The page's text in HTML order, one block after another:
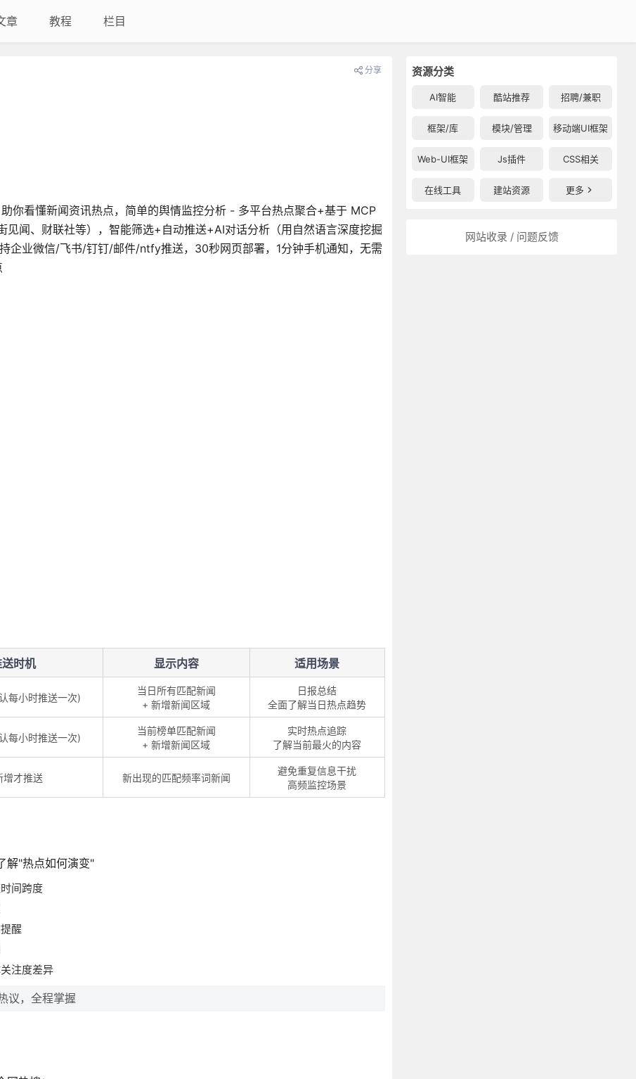
章 教程 栏目
资源分类
AI智能 酷站推荐 招聘/兼职
框架/库 模块/管理 移动端UI框架
Web-UI框架 Js插件 CSS相关
在线工具 建站资源 更多
网站收录 / 问题反馈
分享
你看懂新闻资讯热点，简单的舆情监控分析 - 多平台热点聚合+基于 MCP
闻、财联社等），智能筛选+自动推送+AI对话分析（用自然语言深度挖掘
企业微信/飞书/钉钉/邮件/ntfy推送，30秒网页部署，1分钟手机通知，无需
时机 显示内容 适用场景
每小时推送一次)
当日所有匹配新闻
+ 新增新闻区域
日报总结
全面了解当日热点趋势
每小时推送一次)
当前榜单匹配新闻
+ 新增新闻区域
实时热点追踪
了解当前最火的内容
增才推送 新出现的匹配频率词新闻
避免重复信息干扰
高频监控场景
解"热点如何演变"
间跨度
醒
注度差异
议，全程掌握